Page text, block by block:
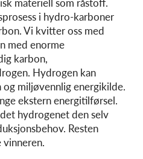
i hydro-karboner
Vi kvitter oss med
med enorme
karbon,
Hydrogen kan
miljøvennlig energikilde.
ekstern energitilførsel.
hydrogenet den selv
Resten
vinneren.